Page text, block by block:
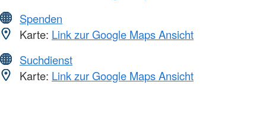
Spenden
Karte: Link zur Google Maps Ansicht
Suchdienst
Karte: Link zur Google Maps Ansicht